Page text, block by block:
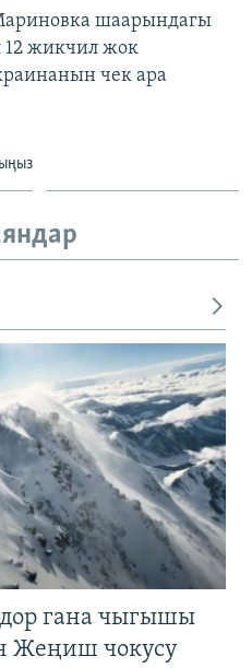
шаарындагы
12 жикчил жок
чек ара
гана чыгышы
Жеңиш чокусу